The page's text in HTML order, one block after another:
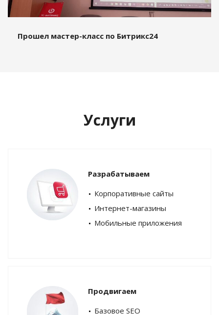
Прошел мастер-класс по Битрикс24
Услуги
Разрабатываем
Корпоративные сайты
Интернет-магазины
Мобильные приложения
Продвигаем
Базовое SEO